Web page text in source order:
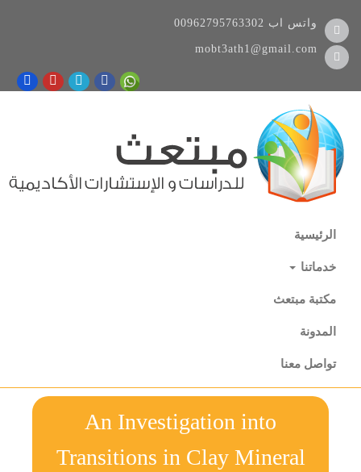
00962795763302 واتس اب
mobt3ath1@gmail.com
الرئيسية
خدماتنا
مكتبة مبتعث
المدونة
تواصل معنا
An Investigation into
Transitions in Clay Mineral